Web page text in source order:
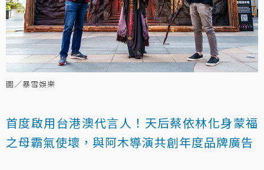
圖／暴雪娛樂
首度啟用台港澳代言人！天后蔡依林化身蒙福
之母霸氣使壞，與阿木導演共創年度品牌廣告